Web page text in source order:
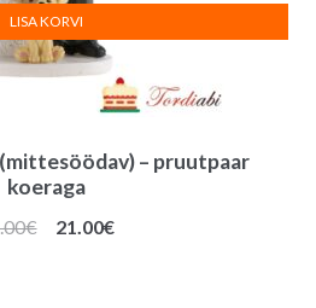
– pruutpaar
koeraga
€
Algne
21.00€Praegune
LISA KORVI